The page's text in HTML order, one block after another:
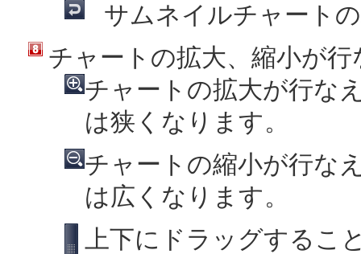
サムネイルチャートの
チャートの拡大、縮小が
チャートの拡大が行な
は狭くなります。
チャートの縮小が行な
は広くなります。
上下にドラッグするこ